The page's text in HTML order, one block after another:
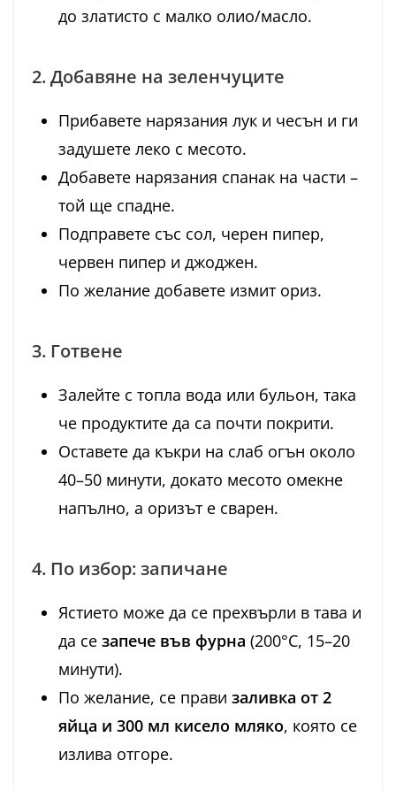
до златисто с малко олио/масло.
2. Добавяне на зеленчуците
Прибавете нарязания лук и чесън и ги
задушете леко с месото.
Добавете нарязания спанак на части –
той ще спадне.
Подправете със сол, черен пипер,
червен пипер и джоджен.
По желание добавете измит ориз.
3. Готвене
Залейте с топла вода или бульон, така
че продуктите да са почти покрити.
Оставете да къкри на слаб огън около
40–50 минути, докато месото омекне
напълно, а оризът е сварен.
4. По избор: запичане
Ястието може да се прехвърли в тава и
да се запече във фурна (200°C, 15–20
минути).
По желание, се прави заливка от 2
яйца и 300 мл кисело мляко, която се
излива отгоре.